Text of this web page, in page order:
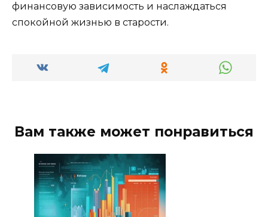
финансовую зависимость и наслаждаться
спокойной жизнью в старости.
Вам также может понравиться